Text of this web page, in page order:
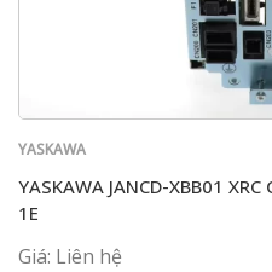
YASKAWA
YASKAWA JANCD-XBB01
1E
Giá: Liên hệ